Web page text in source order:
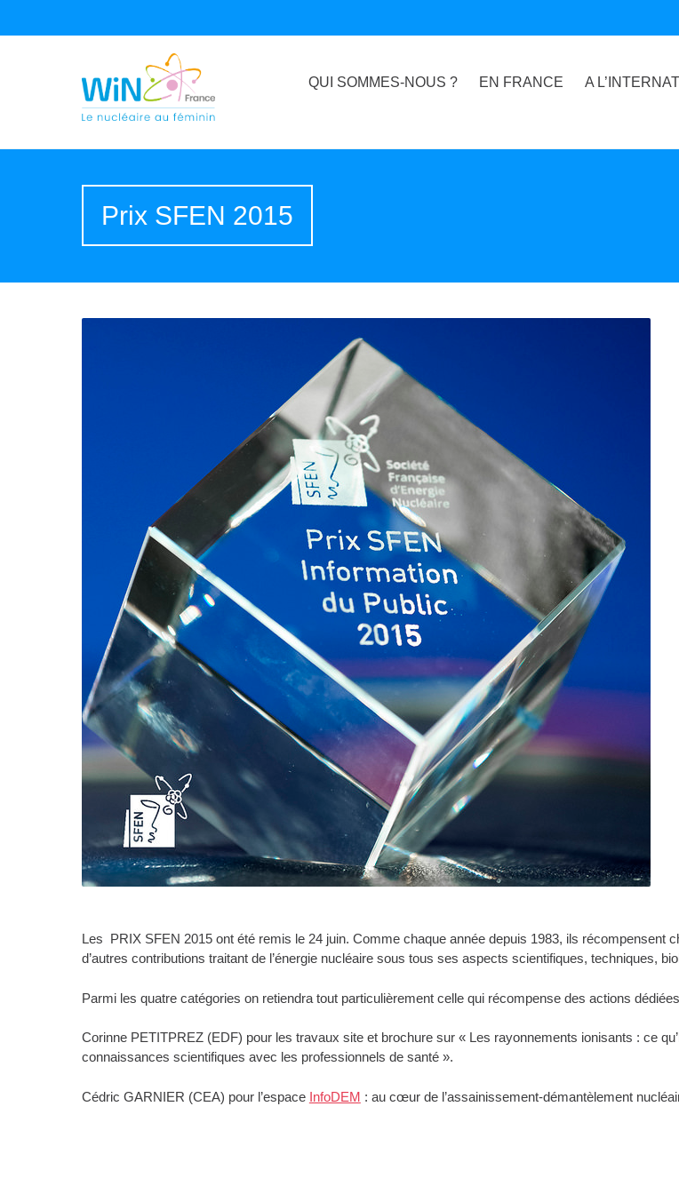
QUI SOMMES-NOUS ? EN FRANCE A
Prix SFEN 2015
Les PRIX SFEN 2015 ont été remis le 24 juin. Comme chaque année depuis 1983, ils récompensent
d’autres contributions traitant de l’énergie nucléaire sous tous ses aspects scientifiques, techniques,
Parmi les quatre catégories on retiendra tout particulièrement celle qui récompense des actions
Corinne PETITPREZ (EDF) pour les travaux site et brochure sur « Les rayonnements ionisants : ce
connaissances scientifiques avec les professionnels de santé ».
Cédric GARNIER (CEA) pour l’espace InfoDEM : au cœur de l’assainissement-démantèlement